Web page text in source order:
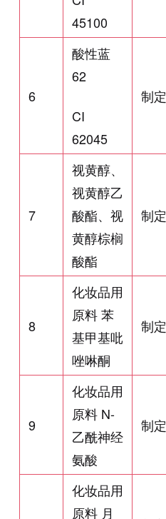
45100
6
酸性蓝
62
CI
62045
制定
7
视黄醇、
视黄醇乙
酸酯、视
黄醇棕榈
酸酯
制定
8
化妆品用
原料 苯
基甲基吡
唑啉酮
制定
9
化妆品用
原料 N-
乙酰神经
氨酸
制定
化妆品用
原料 月